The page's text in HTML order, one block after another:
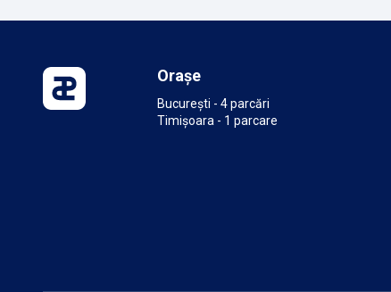
Orașe
București - 4 parcări
Timișoara - 1 parcare